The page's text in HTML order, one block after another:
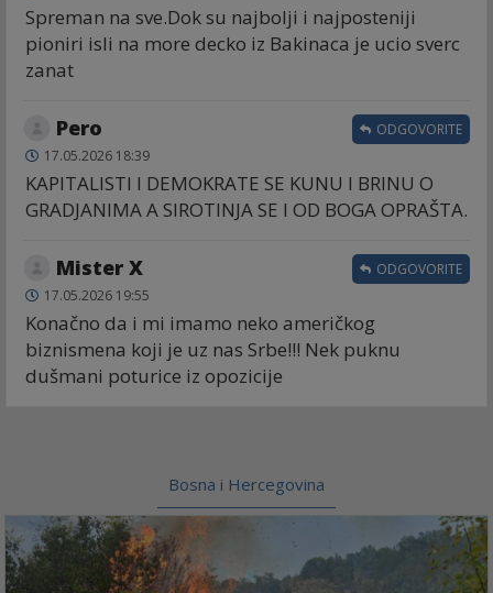
Spreman na sve.Dok su najbolji i najposteniji
pioniri isli na more decko iz Bakinaca je ucio sverc
zanat
Pero
17.05.2026 18:39
KAPITALISTI I DEMOKRATE SE KUNU I BRINU O
GRADJANIMA A SIROTINJA SE I OD BOGA OPRAŠTA.
ODGOVORITE
Mister X
17.05.2026 19:55
Konačno da i mi imamo neko američkog
biznismena koji je uz nas Srbe!!! Nek puknu
dušmani poturice iz opozicije
ODGOVORITE
Bosna i Hercegovina